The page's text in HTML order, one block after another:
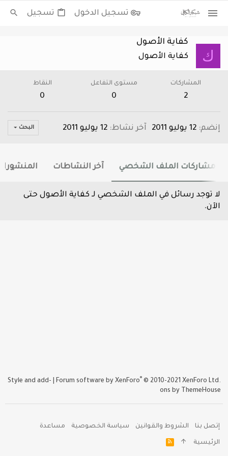
تسجيل الدخول تسجيل
ك
كفاية الأصول
كفاية الأصول
المشاركات
2
مستوى التفاعل
0
النقاط
0
إنضم 12 يوليو 2011 آخر نشاط 12 يوليو 2011 البحث
مشاركات الملف الشخصي آخر النشاطات
لا توجد رسائل في الملف الشخصي لـ كفاية الأصول حتى
الآن.
إتصل بنا الشروط والقوانين سياسة الخصوصية مساعدة
الرئيسية
Forum software by XenForo® © 2010-2021 XenForo Ltd.
Style and add-
ons by ThemeHouse